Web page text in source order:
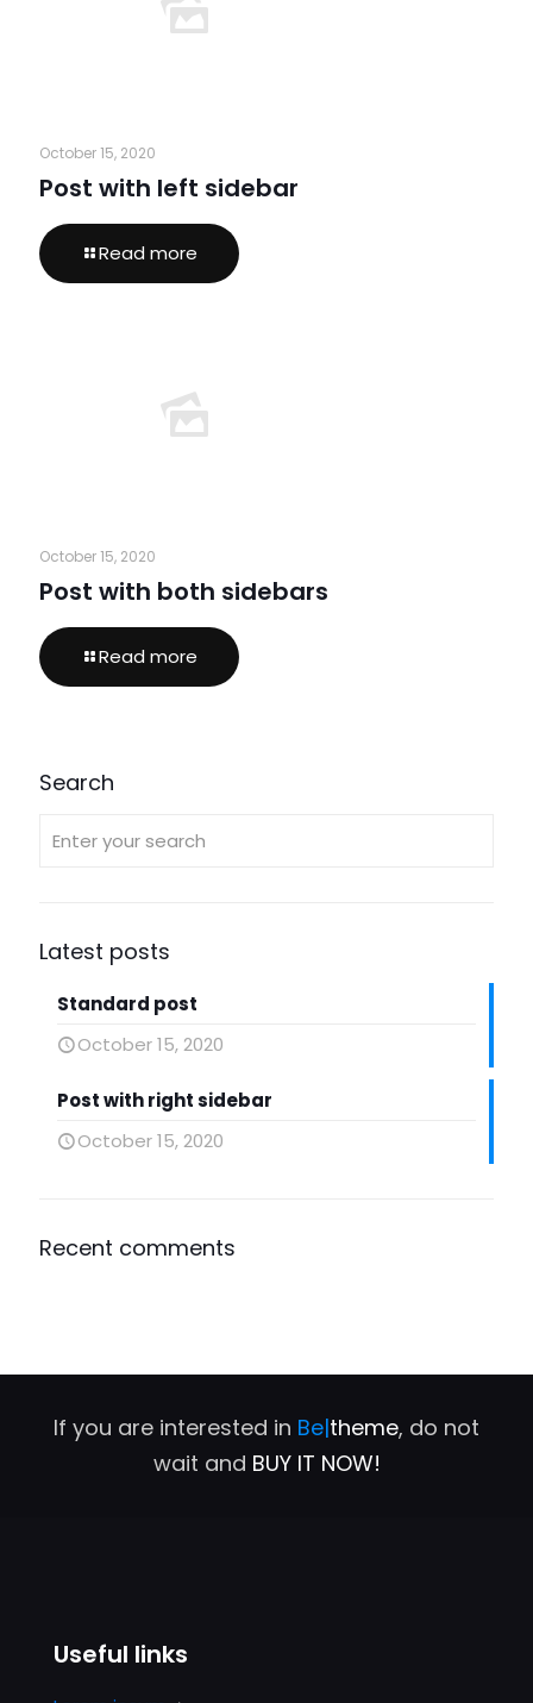
October 15, 2020
Post with left sidebar
Read more
October 15, 2020
Post with both sidebars
Read more
Search
Latest posts
Standard post
October 15, 2020
Post with right sidebar
October 15, 2020
Recent comments
If you are interested in Be|theme, do not
wait and BUY IT NOW!
Useful links